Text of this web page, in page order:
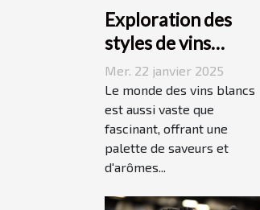
Exploration des
styles de vins
blancs issus de
vignobles
renommés
Mer. 22 janvier 2025
Le monde des vins blancs
est aussi vaste que
fascinant, offrant une
palette de saveurs et
d'arômes...